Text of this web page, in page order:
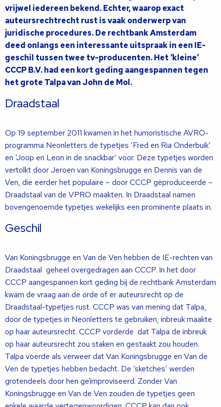
vrijwel iedereen bekend. Echter, waarop exact
auteursrechtrecht rust is vaak onderwerp van
juridische procedures. De rechtbank Amsterdam
deed onlangs een interessante uitspraak in een IE-
geschil tussen twee tv-producenten. Het ‘kleine’
CCCP B.V. had een kort geding aangespannen tegen
het grote Talpa van John de Mol.
Draadstaal
Op 19 september 2011 kwamen in het humoristische AVRO-
programma Neonletters de typetjes ‘Fred en Ria Onderbuik’
en ‘Joop en Leon in de snackbar’ voor. Deze typetjes worden
vertolkt door Jeroen van Koningsbrugge en Dennis van de
Ven, die eerder het populaire – door CCCP geproduceerde –
Draadstaal van de VPRO maakten. In Draadstaal namen
bovengenoemde typetjes wekelijks een prominente plaats in.
Geschil
Van Koningsbrugge en Van de Ven hebben de IE-rechten van
Draadstaal geheel overgedragen aan CCCP. In het door
CCCP aangespannen kort geding bij de rechtbank Amsterdam
kwam de vraag aan de orde of er auteursrecht op de
Draadstaal-typetjes rust. CCCP was van mening dat Talpa,
door de typetjes in Neonletters te gebruiken, inbreuk maakte
op haar auteursrecht. CCCP vorderde dat Talpa de inbreuk
op haar auteursrecht zou staken en gestaakt zou houden.
Talpa voerde als verweer dat Van Koningsbrugge en Van de
Ven de typetjes hebben bedacht. De ‘sketches’ werden
grotendeels door hen geïmproviseerd. Zonder Van
Koningsbrugge en Van de Ven zouden de typetjes geen